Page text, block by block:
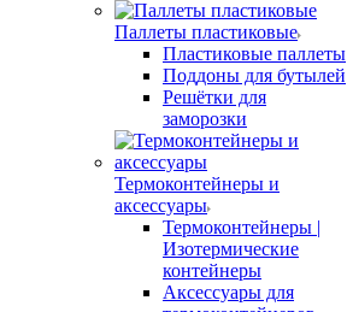
Паллеты пластиковые
Пластиковые паллеты
Поддоны для бутылей
Решётки для
заморозки
Термоконтейнеры и
аксессуары
Термоконтейнеры |
Изотермические
контейнеры
Аксессуары для